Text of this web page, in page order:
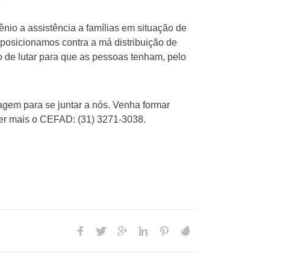
a assistência a famílias em situação de
contra a má distribuição de
lutar para que as pessoas tenham, pelo
para se juntar a nós. Venha formar
mais o CEFAD: (31) 3271-3038.